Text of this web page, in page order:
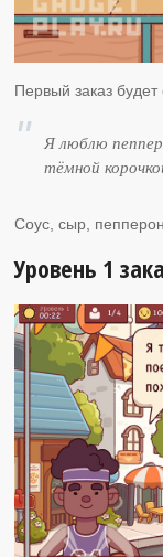
Первый заказ будет
Я люблю
тёмной
Соус, сыр,
Уровень 1